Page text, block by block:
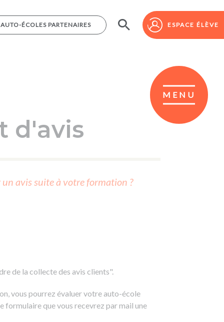
AUTO-ÉCOLES PARTENAIRES ESPACE ÉLÈVE
MENU
AUTO-ÉCOLES PARTENAIRES ESPACE ÉLÈVE
d'avis
avis suite à votre formation ?
de la collecte des avis clients".
vous pourrez évaluer votre auto-école
formulaire que vous recevrez par mail une